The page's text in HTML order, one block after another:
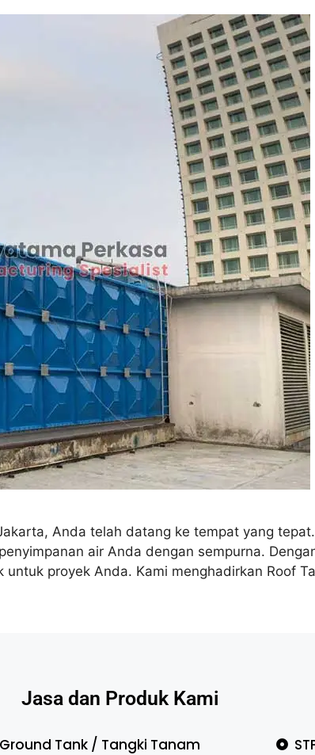
Anda telah datang ke tempat yang
air Anda dengan sempurna.
proyek Anda. Kami menghadirkan Roof
Jasa dan Produk Kami
Ground Tank / Tangki Tanam